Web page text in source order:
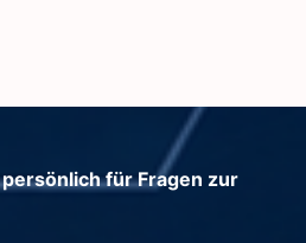
für Fragen zur